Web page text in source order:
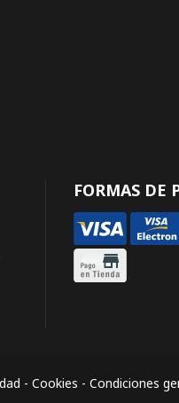
FORMAS DE
- Cookies - Condiciones